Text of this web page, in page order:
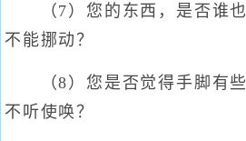
（7）您的东西，是否谁也
不能挪动？
（8）您是否觉得手脚有些
不听使唤？